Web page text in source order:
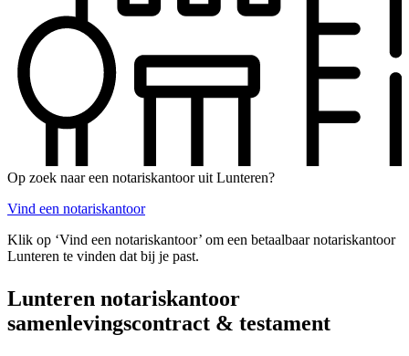
Op zoek naar een notariskantoor uit Lunteren?
Vind een notariskantoor
Klik op ‘Vind een notariskantoor’ om een betaalbaar notariskantoor
Lunteren te vinden dat bij je past.
Lunteren notariskantoor
samenlevingscontract & testament